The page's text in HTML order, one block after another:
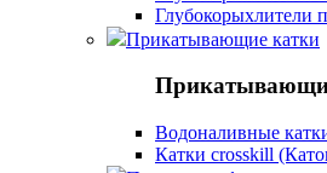
Глубокорыхлители
Прикатывающие катки
Водоналивные
Катки crosskill